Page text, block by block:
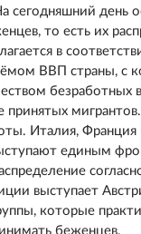
сегодняшний день
то есть их
в
ВВП страны, с
безработных
принятых
Италия, Франция
единым
выступает
которые
беженцев.